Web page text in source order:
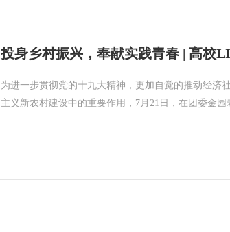
投身乡村振兴，奉献实践青春 | 高校
为进一步贯彻党的十九大精神，更加自觉的推动经济
主义新农村建设中的重要作用，7月21日，在团委金园